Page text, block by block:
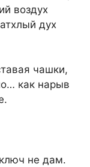
воздух
дух
чашки,
как нарыв
не дам.